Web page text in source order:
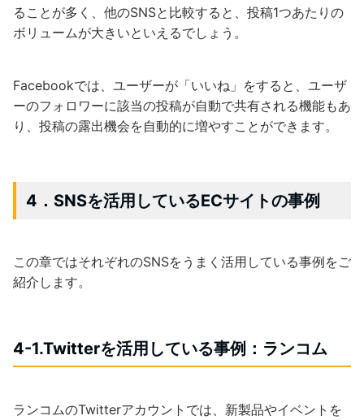
ることが多く、他のSNSと比較すると、投稿1つあたりの
ボリュームが大きいといえるでしょう。
Facebookでは、ユーザーが「いいね」をすると、ユーザ
ーのフォロワーに該当の投稿が自動で共有される機能もあ
り、投稿の露出機会を自動的に増やすことができます。
4．SNSを活用しているECサイトの事例
この章ではそれぞれのSNSをうまく活用している事例をご
紹介します。
4-1.Twitterを活用している事例：ランコム
ランコムのTwitterアカウントでは、新製品やイベントを